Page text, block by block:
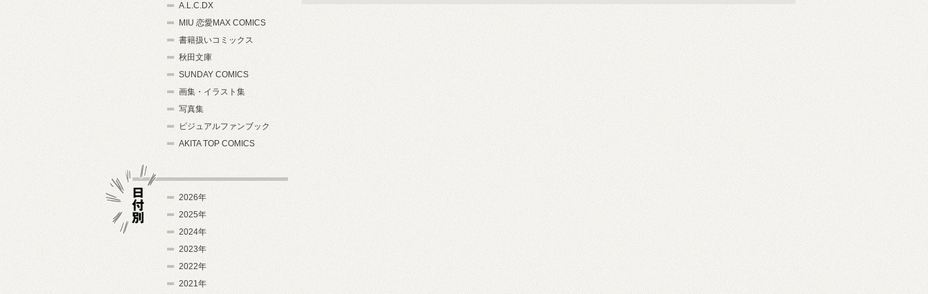
A.L.C.DX
MIU 恋愛MAX COMICS
書籍扱いコミックス
秋田文庫
SUNDAY COMICS
画集・イラスト集
写真集
ビジュアルファンブック
AKITA TOP COMICS
2026年
2025年
2024年
2023年
2022年
2021年